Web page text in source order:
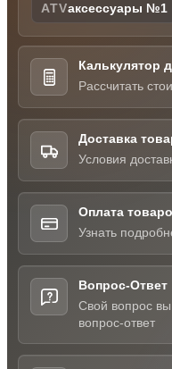
ATVаксессуары №1
Калькулятор
Рассчитать
Доставка
Условия
Оплата
Узнать
Вопрос-Ответ
Свой вопрос
вопрос-ответ